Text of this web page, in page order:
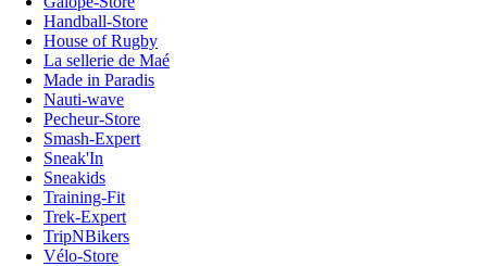
Handball-Store
House of Rugby
La sellerie de Maé
Made in Paradis
Nauti-wave
Pecheur-Store
Smash-Expert
Sneak'In
Sneakids
Training-Fit
Trek-Expert
TripNBikers
Vélo-Store